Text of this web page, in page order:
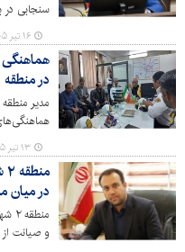
سنجابی در
هدف
محیطی
است.
۱۶ تیر ۰۵ - ۰۸:۴۶
هماهنگی
در منطقه ۲ کرج
منظور
بزرگداشت،
اسلامی در
۱۳ تیر ۰۵ - ۱۲:۵۸
در میان
و صیانت